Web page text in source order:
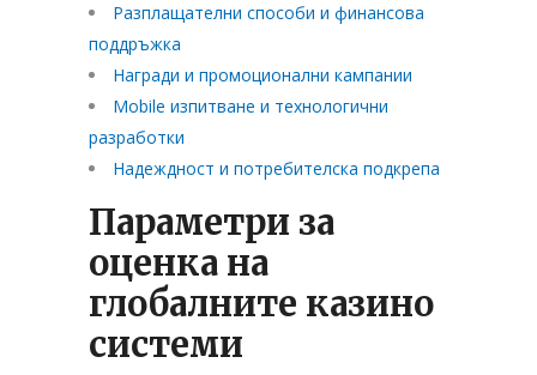
Разплащателни способи и финансова
поддръжка
Награди и промоционални кампании
Mobile изпитване и технологични
разработки
Надеждност и потребителска подкрепа
Параметри за
оценка на
глобалните казино
системи